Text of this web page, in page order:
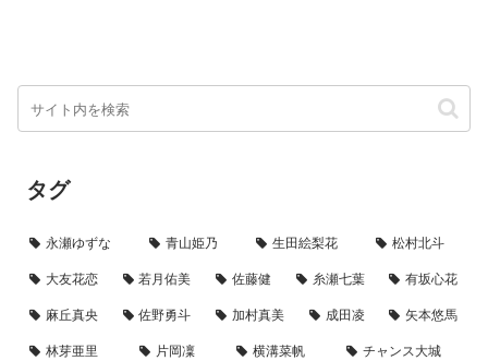
タグ
永瀬ゆずな 青山姫乃 生田絵梨花
松村北斗
大友花恋
若月佑美 佐藤健 糸瀬七葉
有坂心花
麻丘真央
佐野勇斗 加村真美 成田凌
矢本悠馬
林芽亜里
片岡凜 横溝菜帆
チャンス大城